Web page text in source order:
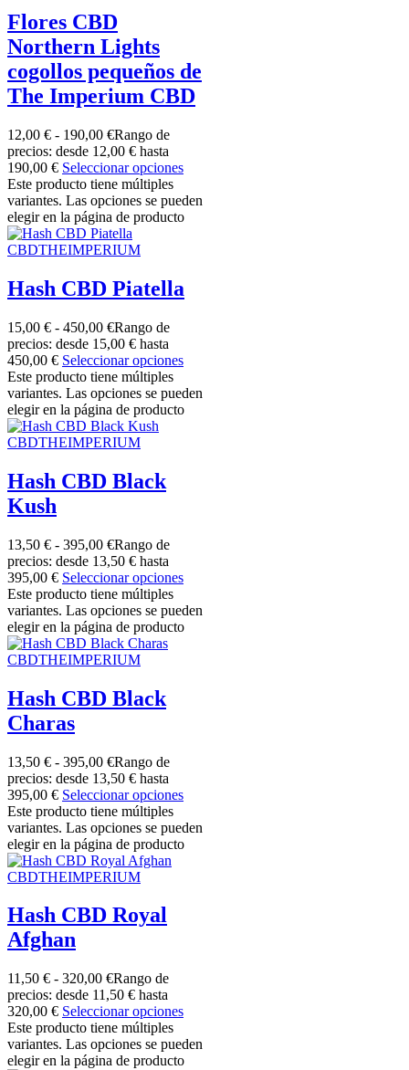
Flores CBD
Northern Lights
cogollos pequeños de
The Imperium CBD
12,00 € - 190,00 €Rango de
precios: desde 12,00 € hasta
190,00 € Seleccionar opciones
Este producto tiene múltiples
variantes. Las opciones se pueden
elegir en la página de producto
CBDTHEIMPERIUM
Hash CBD Piatella
15,00 € - 450,00 €Rango de
precios: desde 15,00 € hasta
450,00 € Seleccionar opciones
Este producto tiene múltiples
variantes. Las opciones se pueden
elegir en la página de producto
CBDTHEIMPERIUM
Hash CBD Black
Kush
13,50 € - 395,00 €Rango de
precios: desde 13,50 € hasta
395,00 € Seleccionar opciones
Este producto tiene múltiples
variantes. Las opciones se pueden
elegir en la página de producto
CBDTHEIMPERIUM
Hash CBD Black
Charas
13,50 € - 395,00 €Rango de
precios: desde 13,50 € hasta
395,00 € Seleccionar opciones
Este producto tiene múltiples
variantes. Las opciones se pueden
elegir en la página de producto
CBDTHEIMPERIUM
Hash CBD Royal
Afghan
11,50 € - 320,00 €Rango de
precios: desde 11,50 € hasta
320,00 € Seleccionar opciones
Este producto tiene múltiples
variantes. Las opciones se pueden
elegir en la página de producto